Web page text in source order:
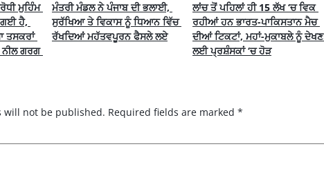
ਮੁਹਿੰਮ
ਹੈ,
ਤਸਕਰਾਂ
ਨੀਲ ਗਰਗ
ਮੰਤਰੀ ਮੰਡਲ ਨੇ ਪੰਜਾਬ ਦੀ ਭਲਾਈ,
ਸੁਰੱਖਿਆ ਤੇ ਵਿਕਾਸ ਨੂੰ ਧਿਆਨ ਵਿੱਚ
ਰੱਖਦਿਆਂ ਮਹੱਤਵਪੂਰਨ ਫੈਸਲੇ ਲਏ
ਲਾਂਚ ਤੋਂ ਪਹਿਲਾਂ ਹੀ 15 ਲੱਖ ‘ਚ ਵਿਕ
ਰਹੀਆਂ ਹਨ ਭਾਰਤ-ਪਾਕਿਸਤਾਨ ਮੈਚ
ਦੀਆਂ ਟਿਕਟਾਂ, ਮਹਾਂ-ਮੁਕਾਬਲੇ ਨੂੰ ਦੇਖਣ
ਲਈ ਪ੍ਰਸ਼ੰਸਕਾਂ ‘ਚ ਹੋੜ
will not be published. Required fields are marked *